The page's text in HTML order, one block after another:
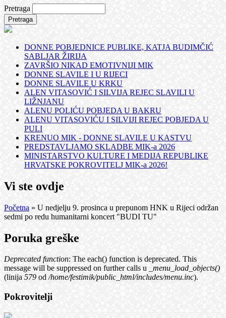
Pretraga
DONNE POBJEDNICE PUBLIKE, KATJA BUDIMČIĆ
SABLJAR ŽIRIJA
ZAVRŠIO NIKAD EMOTIVNIJI MIK
DONNE SLAVILE I U RIJECI
DONNE SLAVILE U KRKU
ALEN VITASOVIĆ I SILVIJA REJEC SLAVILI U
LIŽNJANU
ALENU POLIĆU POBJEDA U BAKRU
ALENU VITASOVIĆU I SILVIJI REJEC POBJEDA U
PULI
KRENUO MIK - DONNE SLAVILE U KASTVU
PREDSTAVLJAMO SKLADBE MIK-a 2026
MINISTARSTVO KULTURE I MEDIJA REPUBLIKE
HRVATSKE POKROVITELJ MIK-a 2026!
Vi ste ovdje
Početna » U nedjelju 9. prosinca u prepunom HNK u Rijeci održan
sedmi po redu humanitarni koncert "BUDI TU"
Poruka greške
Deprecated function: The each() function is deprecated. This
message will be suppressed on further calls u
_menu_load_objects()
(linija 579 od/home/festimik/public_html/includes/menu.inc).
Pokrovitelji